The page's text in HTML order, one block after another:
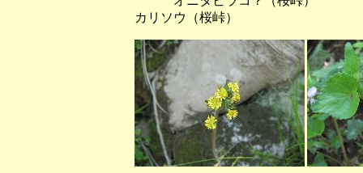
カリソウ（桜峠）